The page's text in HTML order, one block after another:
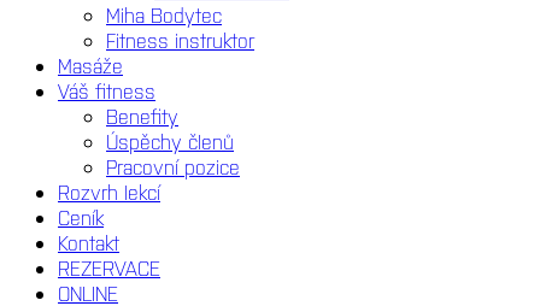
Miha Bodytec
Fitness instruktor
Masáže
Váš fitness
Benefity
Úspěchy členů
Pracovní pozice
Rozvrh lekcí
Ceník
Kontakt
REZERVACE
ONLINE